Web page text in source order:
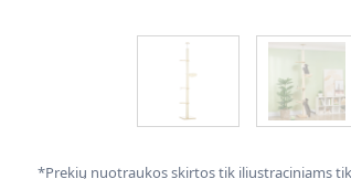
*Prekių nuotraukos skirtos tik iliustraciniams